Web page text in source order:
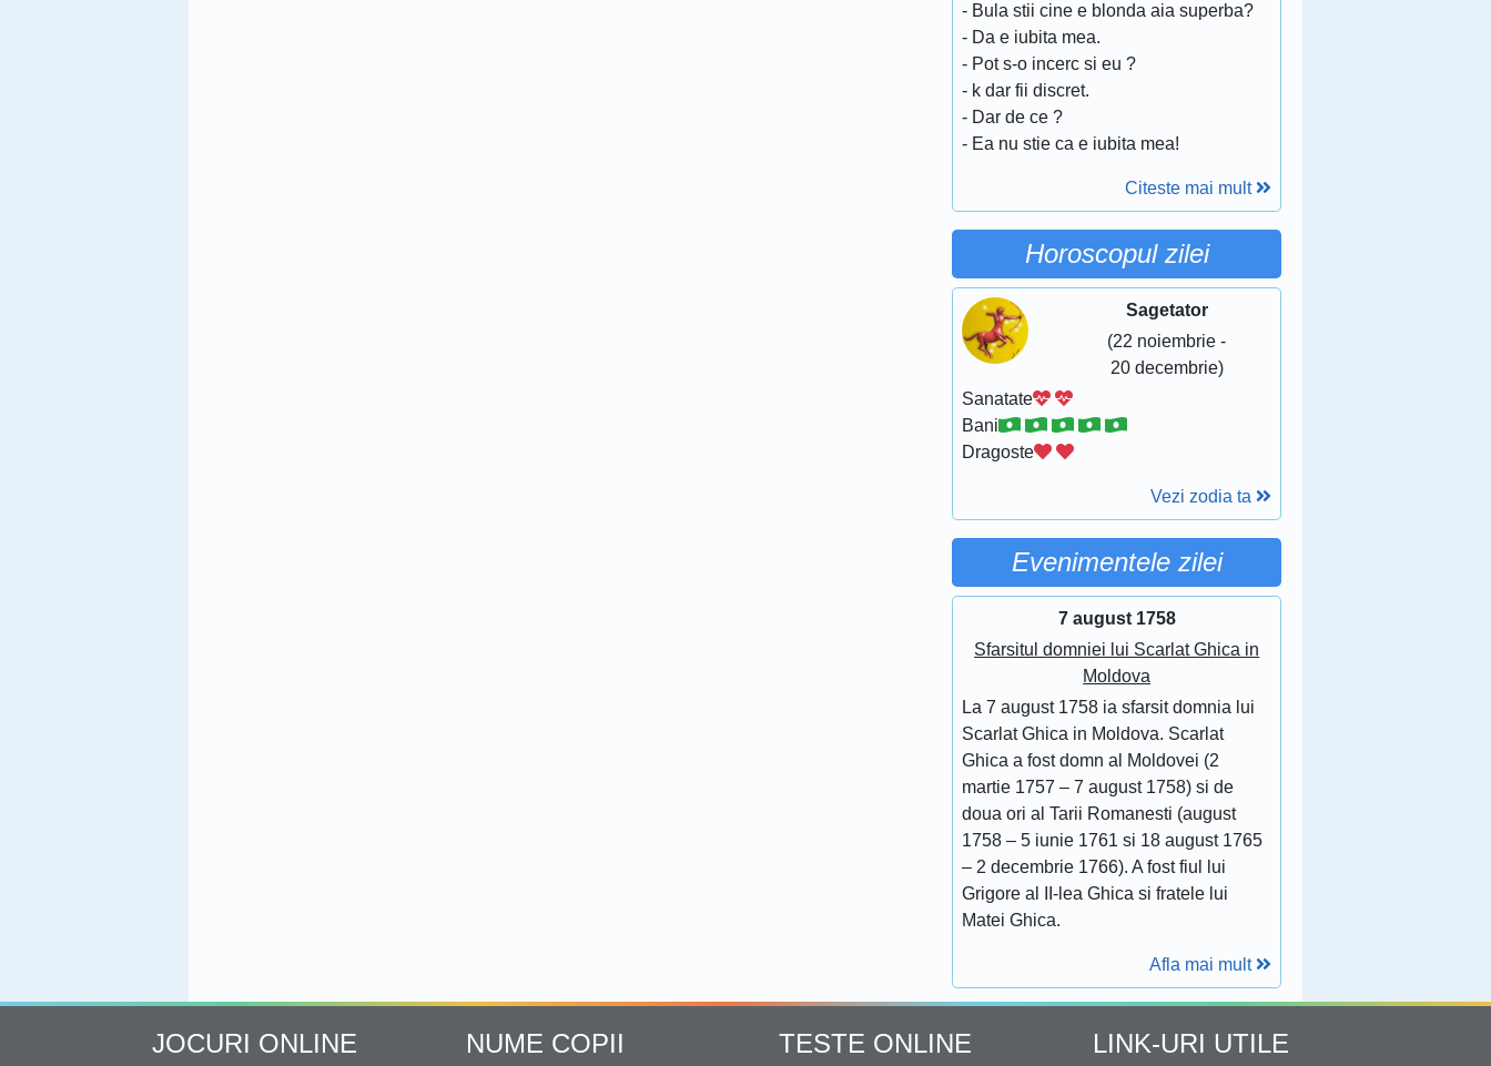
- Bula stii cine e blonda aia superba?
- Da e iubita mea.
- Pot s-o incerc si eu ?
- k dar fii discret.
- Dar de ce ?
- Ea nu stie ca e iubita mea!
Citeste mai mult
Horoscopul zilei
Sagetator
(22 noiembrie -
20 decembrie)
Sanatate
Bani
Dragoste
Vezi zodia ta
Evenimentele zilei
7 august 1758
Sfarsitul domniei lui Scarlat Ghica in
Moldova
La 7 august 1758 ia sfarsit domnia lui
Scarlat Ghica in Moldova. Scarlat
Ghica a fost domn al Moldovei (2
martie 1757 – 7 august 1758) si de
doua ori al Tarii Romanesti (august
1758 – 5 iunie 1761 si 18 august 1765
– 2 decembrie 1766). A fost fiul lui
Grigore al II-lea Ghica si fratele lui
Matei Ghica.
Afla mai mult
JOCURI ONLINE NUME COPII TESTE ONLINE LINK-URI UTILE